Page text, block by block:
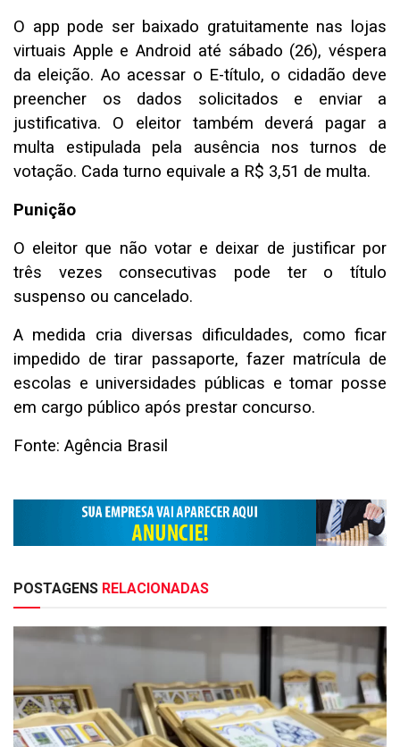
O app pode ser baixado gratuitamente nas lojas
virtuais Apple e Android até sábado (26), véspera
da eleição. Ao acessar o E-título, o cidadão deve
preencher os dados solicitados e enviar a
justificativa. O eleitor também deverá pagar a
multa estipulada pela ausência nos turnos de
votação. Cada turno equivale a R$ 3,51 de multa.
Punição
O eleitor que não votar e deixar de justificar por
três vezes consecutivas pode ter o título
suspenso ou cancelado.
A medida cria diversas dificuldades, como ficar
impedido de tirar passaporte, fazer matrícula de
escolas e universidades públicas e tomar posse
em cargo público após prestar concurso.
Fonte: Agência Brasil
POSTAGENS RELACIONADAS